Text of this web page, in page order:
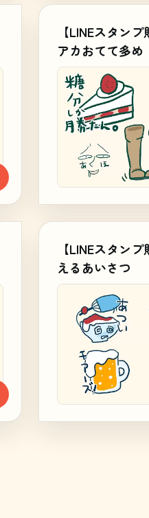
【LINEスタンプ
アカおてて多め
【LINEスタンプ
えるあいさつ